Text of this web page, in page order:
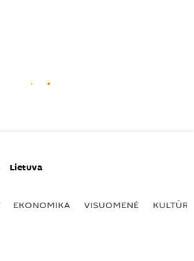
Lietuva
EKONOMIKA VISUOMENĖ KULTŪRA